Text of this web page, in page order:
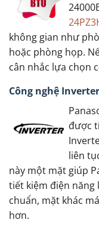
không gian như
hoặc phòng họp.
cân nhắc lựa chọn
Công nghệ
được
liên
này một mặt giúp
tiết kiệm điện năng
chuẩn, mặt khác
hơn.